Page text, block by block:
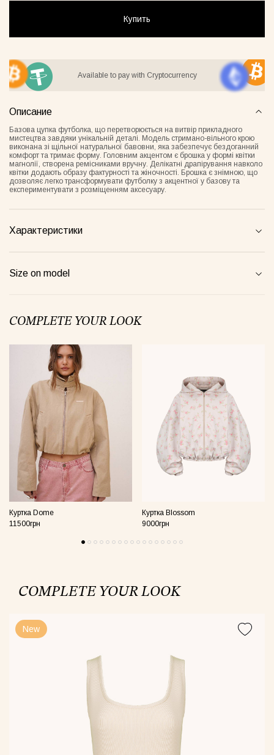
Lover Suit
8500грн
Gray
7500грн
Taurus Pajamas
Semi-sheer suit plum
Сукня-чохол блонді
Майка Core рожева
Купить
Available to pay with Cryptocurrency
Описание
Базова цупка футболка, що перетворюється на витвір прикладного
мистецтва завдяки унікальній деталі. Модель стримано-вільного крою
виконана зі щільної натуральної бавовни, яка забезпечує бездоганний
комфорт та тримає форму. Головним акцентом є брошка у формі квітки
магнолії, створена ремісниками вручну. Делікатні драпірування навколо
квітки додають образу фактурності та жіночності. Брошка є знімною, що
дозволяє легко трансформувати футболку з акцентної у базову та
експериментувати з розміщенням аксесуару.
Характеристики
Size on model
COMPLETE YOUR LOOK
Куртка Dome
11500грн
Куртка Blossom
9000грн
COMPLETE YOUR LOOK
New